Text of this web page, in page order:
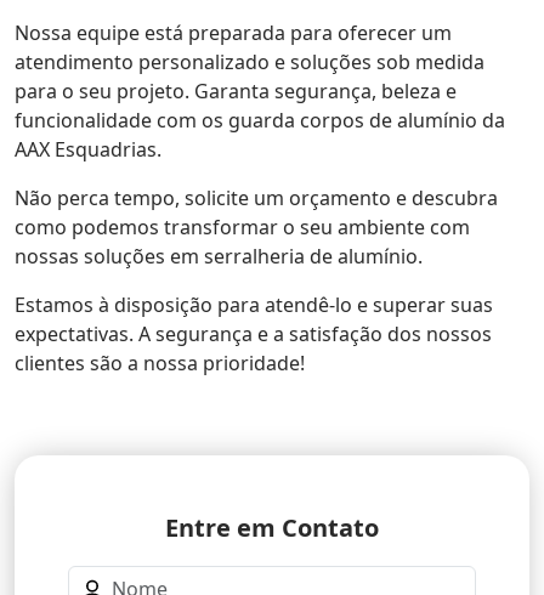
Nossa equipe está preparada para oferecer um
atendimento personalizado e soluções sob medida
para o seu projeto. Garanta segurança, beleza e
funcionalidade com os guarda corpos de alumínio da
AAX Esquadrias.
Não perca tempo, solicite um orçamento e descubra
como podemos transformar o seu ambiente com
nossas soluções em serralheria de alumínio.
Estamos à disposição para atendê-lo e superar suas
expectativas. A segurança e a satisfação dos nossos
clientes são a nossa prioridade!
Entre em Contato